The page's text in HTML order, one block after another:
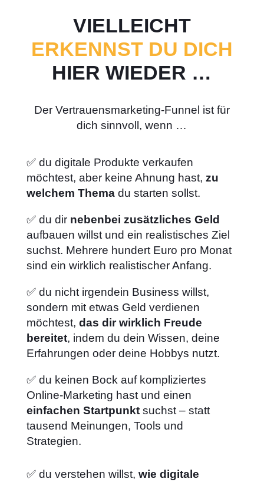
VIELLEICHT
ERKENNST DU DICH
HIER WIEDER …
Der Vertrauensmarketing-Funnel ist für
dich sinnvoll, wenn …
✅ du digitale Produkte verkaufen
möchtest, aber keine Ahnung hast, zu
welchem Themadu starten sollst.
✅ du dir nebenbei zusätzliches Geld
aufbauen willst und ein realistisches Ziel
suchst. Mehrere hundert Euro pro Monat
sind ein wirklich realistischer Anfang.
✅ du nicht irgendein Business willst,
sondern mit etwas Geld verdienen
möchtest, das dir wirklich Freude
bereitet, indem du dein Wissen, deine
Erfahrungen oder deine Hobbys nutzt.
✅ du keinen Bock auf kompliziertes
Online-Marketing hast und einen
einfachen Startpunktsuchst – statt
tausend Meinungen, Tools und
Strategien.
✅ du verstehen willst, wie digitale